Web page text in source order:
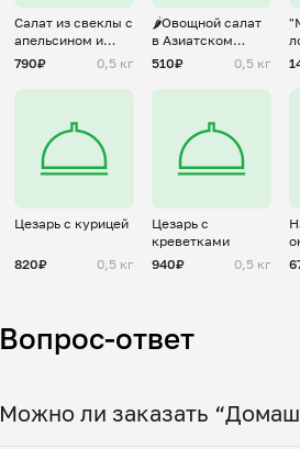
Салат из свеклы с
апельсином и
фетой
790₽ 0,5 кг
🌶️Овощной салат
в Азиатском
стиле
510₽ 0,5 кг
Цезарь с курицей
820₽ 0,5 кг
Цезарь с
креветками
940₽
0,5 кг
Вопрос-ответ
Можно ли заказать